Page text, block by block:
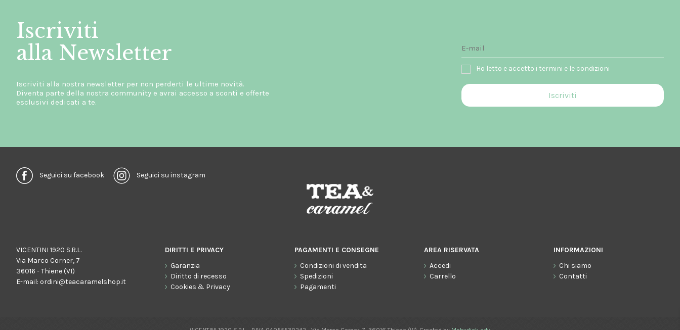
Iscriviti
alla Newsletter
Iscriviti alla nostra newsletter per non perderti le ultime novità.
Diventa parte della nostra community e avrai accesso a sconti e offerte
esclusivi dedicati a te.
Ho letto e accetto i termini e le condizioni
Seguici su facebook Seguici su instagram
VICENTINI 1920 S.R.L.
Via Marco Corner, 7
36016 - Thiene (VI)
E-mail: ordini@teacaramelshop.it
DIRITTI E PRIVACY
Garanzia
Diritto di recesso
Cookies & Privacy
PAGAMENTI E CONSEGNE
Condizioni di vendita
Spedizioni
Pagamenti
AREA RISERVATA
Accedi
Carrello
INFORMAZIONI
Chi siamo
Contatti